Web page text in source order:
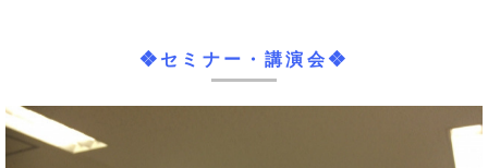
❖セミナー・講演会❖